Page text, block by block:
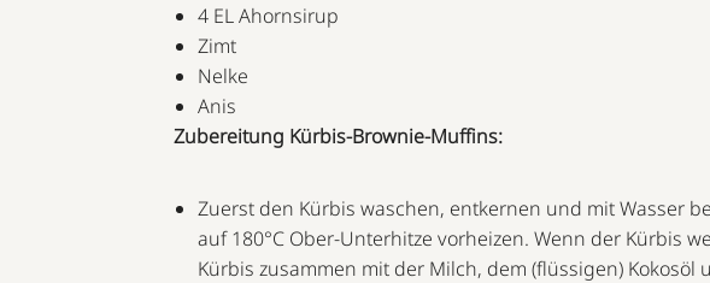
4 EL Ahornsirup
Zimt
Nelke
Anis
Zubereitung Kürbis-Brownie-Muffins:
Zuerst den Kürbis waschen, entkernen und mit Wasser
auf 180°C Ober-Unterhitze vorheizen. Wenn der Kürbis
Kürbis zusammen mit der Milch, dem (flüssigen)